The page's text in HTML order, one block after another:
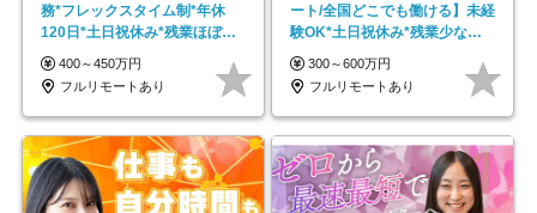
務*フレックスタイム制*年休
120日*土日祝休み*残業ほぼな
し*育児中社員8割以上
400～450万円
フルリモートあり
ート/全国どこでも働ける】未経
験OK*土日祝休み*残業少なめ*
在宅勤務手当あり
300～600万円
フルリモートあり